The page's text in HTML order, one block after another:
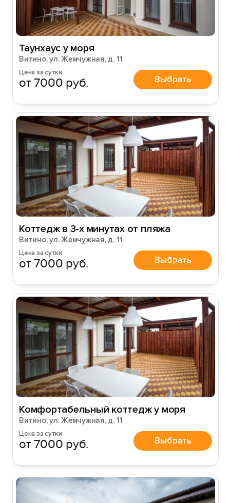
Таунхаус у моря
Витино, ул. Жемчужная, д. 11
Цена за сутки
от 7000 руб. Выбрать
Коттедж в 3-х минутах от пляжа
Витино, ул. Жемчужная, д. 11
Цена за сутки
от 7000 руб. Выбрать
Комфортабельный коттедж у моря
Витино, ул. Жемчужная, д. 11
Цена за сутки
от 7000 руб. Выбрать